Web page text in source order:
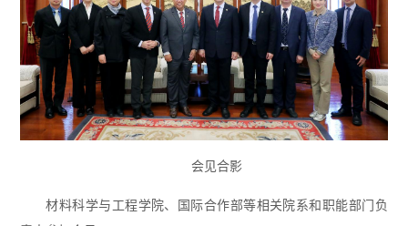
会见合影
材料科学与工程学院、国际合作部等相关院系和职能部门负